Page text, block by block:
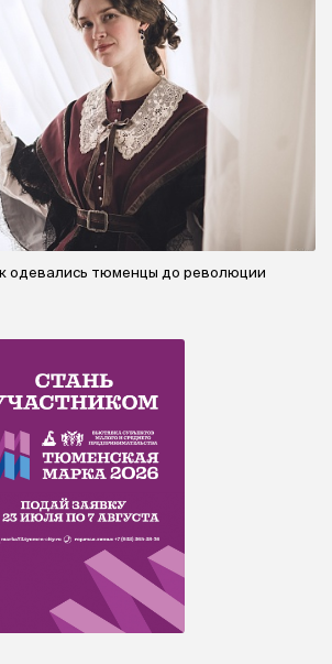
одевались тюменцы до революции